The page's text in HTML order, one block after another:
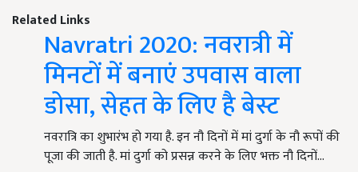
Related Links
Navratri 2020: नवरात्री में
मिनटों में बनाएं उपवास वाला
डोसा, सेहत के लिए है बेस्ट
नवरात्रि का शुभारंभ हो गया है. इन नौ दिनों में मां दुर्गा के नौ रूपों की
पूजा की जाती है. मां दुर्गा को प्रसन्न करने के लिए भक्त नौ दिनों…